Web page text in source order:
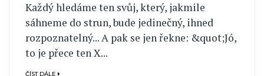
Každý hledáme ten svůj, který, jakmile
sáhneme do strun, bude jedinečný, ihned
rozpoznatelný... A pak se jen řekne: &quot;Jó,
to je přece ten X...
ČÍST DÁLE